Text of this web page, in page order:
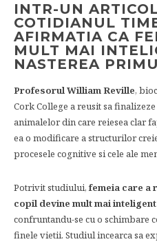
INTR-UN
COTIDIANUL
AFIRMATIA CA
MULT MAI
NASTEREA
Profesorul William Reville,
Cork College a reusit sa
animalelor din care reiesea clar
ea o modificare a structurilor
procesele cognitive si cele ale
Potrivit studiului,femeia care a
copil devine mult mai
confruntandu-se cu o schimbare
finele vietii. Studiul incearca sa